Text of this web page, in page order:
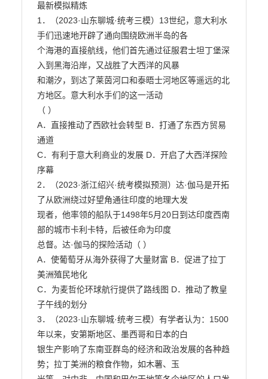
最新模拟精炼
1．（2023·山东聊城·统考三模）13世纪，意大利水
手们迅速地开辟了通向围绕欧洲半岛的各
个海港的直接航线，他们首先通过征服君士坦丁堡深
入到黑海沿岸，又战胜了大西洋的风暴
和潮汐，到达了莱茵河口和泰晤士河地区等遥远的北
方地区。意大利水手们的这一活动
（ ）
A．直接推动了西欧社会转型 B．打通了东西方贸易
通道
C．有利于意大利商业的发展 D．开启了大西洋探险
序幕
2．（2023·浙江绍兴·统考模拟预测）达·伽马是开拓
了从欧洲绕过好望角通往印度的地理大发
现者，他率领的船队于1498年5月20日到达印度西南
部的城市卡利卡特，后被任命为印度
总督。达·伽马的探险活动（ ）
A．使葡萄牙从海外获得了大量财富 B．促进了拉丁
美洲殖民地化
C．为麦哲伦环球航行提供了路线图 D．推动了教皇
子午线的划分
3．（2023·山东聊城·统考三模）有学者认为：1500
年以来，安第斯地区、墨西哥和日本的白
银生产影响了东南亚群岛的经济和政治发展的各种趋
势；拉丁美洲的粮食作物，如木薯、玉